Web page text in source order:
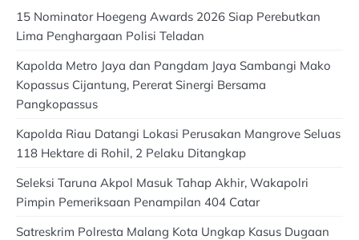
15 Nominator Hoegeng Awards 2026 Siap Perebutkan
Lima Penghargaan Polisi Teladan
Kapolda Metro Jaya dan Pangdam Jaya Sambangi Mako
Kopassus Cijantung, Pererat Sinergi Bersama
Pangkopassus
Kapolda Riau Datangi Lokasi Perusakan Mangrove Seluas
118 Hektare di Rohil, 2 Pelaku Ditangkap
Seleksi Taruna Akpol Masuk Tahap Akhir, Wakapolri
Pimpin Pemeriksaan Penampilan 404 Catar
Satreskrim Polresta Malang Kota Ungkap Kasus Dugaan